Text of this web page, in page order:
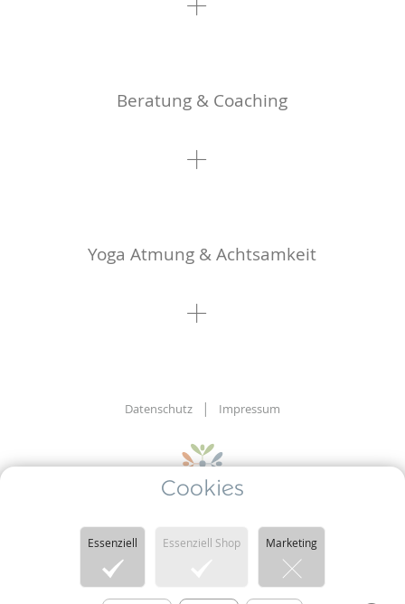
Beratung & Coaching
Yoga Atmung & Achtsamkeit
Datenschutz Impressum
Psyche.Yoga
entspannt verändern - achtsam leben
Cookies
Essenziell Essenziell Shop Marketing